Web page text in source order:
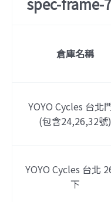
倉庫名稱
YOYO Cycles 台北
(包含24,26,32號)
YOYO Cycles 台北
下